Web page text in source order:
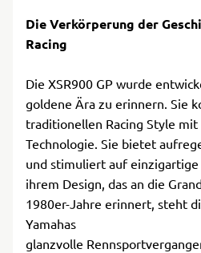
Die Verkörperung der
Racing
Die XSR900 GP wurde
goldene Ära zu erinnern. Sie
traditionellen Racing Style
Technologie. Sie bietet
und stimuliert auf
ihrem Design, das an die
1980er-Jahre erinnert, steht
Yamahas
glanzvolle